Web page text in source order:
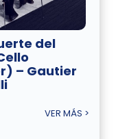
del
– Gautier
VER MÁS >